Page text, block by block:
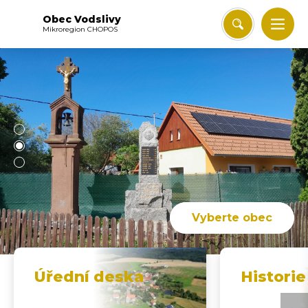
Obec Vodslivy
Mikroregion CHOPOS
Vyberte obec
Úřední deska